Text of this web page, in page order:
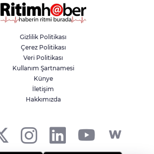
Aslı Hünel’den Bursa Festivali’nde
unutulmaz gece
Osmangazi Belediyesi istihdama köprü
olmayı sürdürüyor
Yıldırım’da çocuklar yazı bilim ve sanatla
değerlendiriyor
Gizlilik Politikası
Çerez Politikası
Veri Politikası
Kullanım Şartnamesi
Künye
İletişim
Hakkımızda